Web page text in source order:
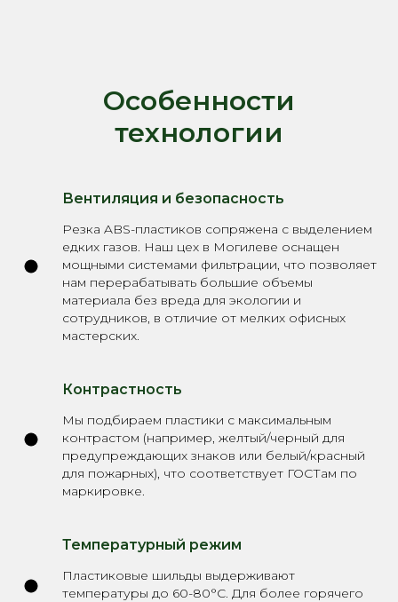
Особенности
технологии
Вентиляция и безопасность
Резка ABS-пластиков сопряжена с выделением
едких газов. Наш цех в Могилеве оснащен
мощными системами фильтрации, что позволяет
нам перерабатывать большие объемы
материала без вреда для экологии и
сотрудников, в отличие от мелких офисных
мастерских.
Контрастность
Мы подбираем пластики с максимальным
контрастом (например, желтый/черный для
предупреждающих знаков или белый/красный
для пожарных), что соответствует ГОСТам по
маркировке.
Температурный режим
Пластиковые шильды выдерживают
температуры до 60-80°C. Для более горячего